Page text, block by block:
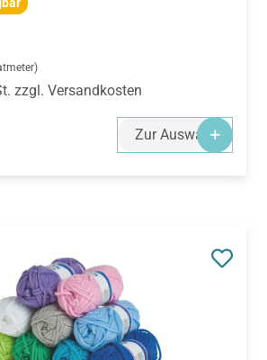
zzgl. Versandkosten
Zur Auswahl